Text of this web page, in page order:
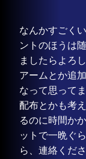
なんかすごく
ントのほうは
ましたらよろ
アームとか追
なって思って
配布とかも考
るのに時間か
ットで一晩ぐ
ら、連絡くださ